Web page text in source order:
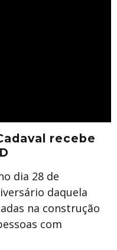
recebe
dia 28 de
daquela
na construção
com